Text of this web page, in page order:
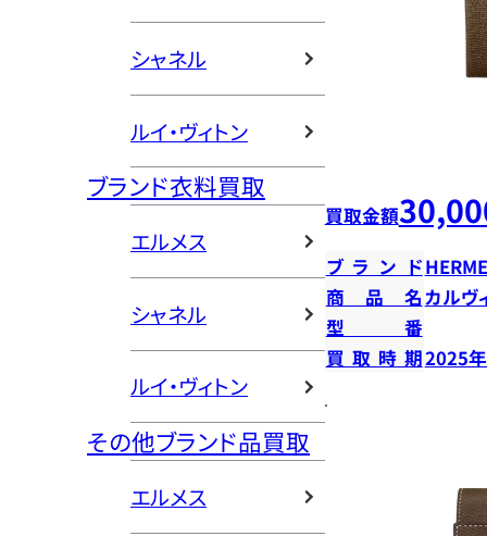
シャネル
ルイ・ヴィトン
ブランド衣料買取
エルメス
シャネル
ルイ・ヴィトン
その他ブランド品買取
エルメス
買取金額
ブランド
商品名カルヴ
型番
買取時期2025